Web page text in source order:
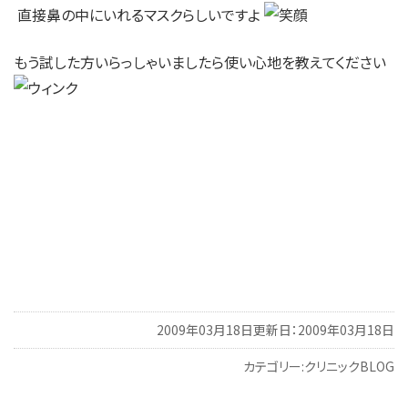
直接鼻の中にいれるマスクらしいですよ
もう試した方いらっしゃいましたら使い心地を教えてください
2009年03月18日更新日：2009年03月18日
カテゴリー:クリニックBLOG